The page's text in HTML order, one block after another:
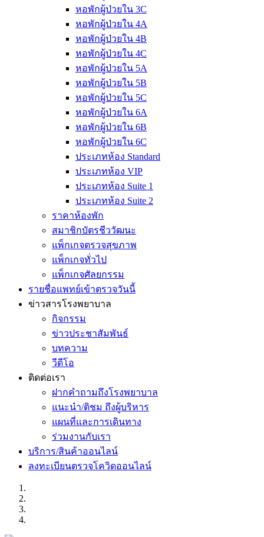
หอพักผู้ป่วยใน 3C
หอพักผู้ป่วยใน 4A
หอพักผู้ป่วยใน 4B
หอพักผู้ป่วยใน 4C
หอพักผู้ป่วยใน 5A
หอพักผู้ป่วยใน 5B
หอพักผู้ป่วยใน 5C
หอพักผู้ป่วยใน 6A
หอพักผู้ป่วยใน 6B
หอพักผู้ป่วยใน 6C
ประเภทห้อง Standard
ประเภทห้อง VIP
ประเภทห้อง Suite 1
ประเภทห้อง Suite 2
ราคาห้องพัก
สมาชิกบัตรชีววัฒนะ
แพ็กเกจตรวจสุขภาพ
แพ็กเกจทั่วไป
แพ็กเกจศัลยกรรม
รายชื่อแพทย์เข้าตรวจวันนี้
ข่าวสารโรงพยาบาล
กิจกรรม
ข่าวประชาสัมพันธ์
บทความ
วีดีโอ
ติดต่อเรา
ฝากคำถามถึงโรงพยาบาล
แนะนำ/ติชม ถึงผู้บริหาร
แผนที่และการเดินทาง
ร่วมงานกับเรา
บริการ/สินค้าออนไลน์
ลงทะเบียนตรวจโควิดออนไลน์